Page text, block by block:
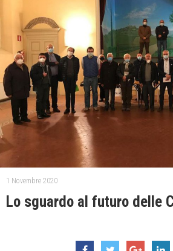
1 Novembre 2020
Lo sguardo al futuro delle